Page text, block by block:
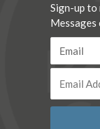
Sign-up to